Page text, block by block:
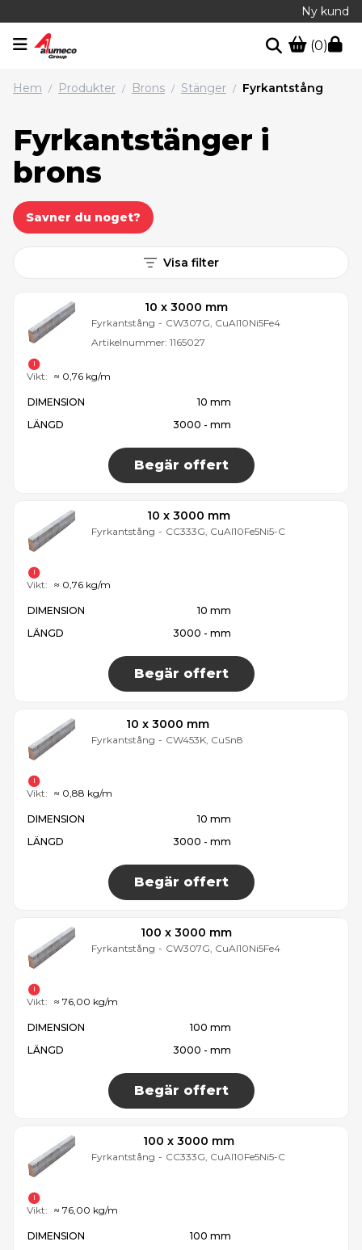
Ny kund
(0)
Hem / Produkter / Brons / Stänger / Fyrkantstång
Fyrkantstänger i
brons
Savner du noget?
Visa filter
10 x 3000 mm
Fyrkantstång - CW307G, CuAl10Ni5Fe4
Artikelnummer: 1165027
DIMENSION
10 mm
LÄNGD
3000 - mm
Begär offert
Vikt: ≈ 0,76 kg/m
10 x 3000 mm
Fyrkantstång - CC333G, CuAl10Fe5Ni5-C
DIMENSION
10 mm
LÄNGD
3000 - mm
Begär offert
Vikt: ≈ 0,76 kg/m
10 x 3000 mm
Fyrkantstång - CW453K, CuSn8
DIMENSION
10 mm
LÄNGD
3000 - mm
Begär offert
Vikt: ≈ 0,88 kg/m
100 x 3000 mm
Fyrkantstång - CW307G, CuAl10Ni5Fe4
DIMENSION
100 mm
LÄNGD
3000 - mm
Begär offert
Vikt: ≈ 76,00 kg/m
100 x 3000 mm
Fyrkantstång - CC333G, CuAl10Fe5Ni5-C
DIMENSION
100 mm
Vikt: ≈ 76,00 kg/m